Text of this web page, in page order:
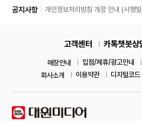
공지사항
개인정보처리방침 개정 안내 (시행
고객센터 카톡챗봇상
매장안내 입점/제휴/광고안내
회사소개
이용약관 디지털코